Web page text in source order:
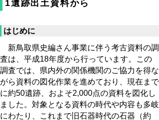
1遺跡出土資料から
はじめに
新鳥取県史編さん事業に伴う考古資料の調
査は、平成18年度から行っています。この
調査では、県内外の関係機関のご協力を得な
がら資料の図化作業を進めており、現在まで
に約50遺跡、およそ2,000点の資料を図化し
ました。対象となる資料の時代や内容も多岐
にわたり、これまで旧石器時代の石器（約